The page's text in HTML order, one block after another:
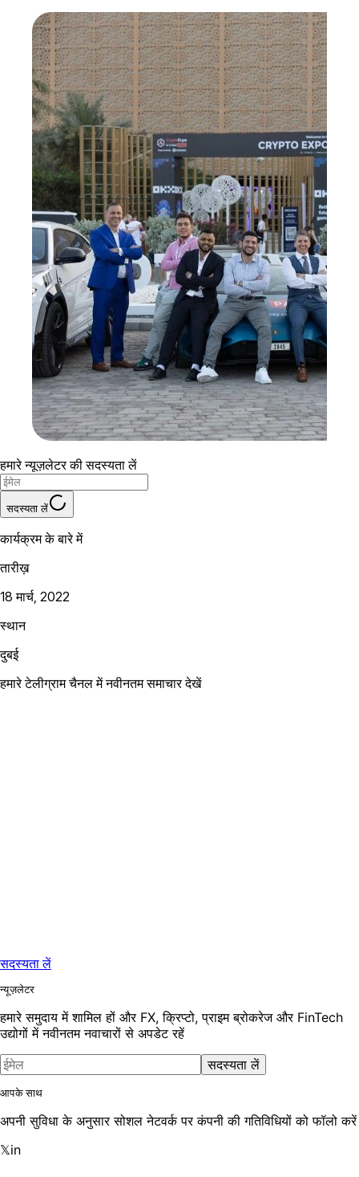
हमारे न्यूज़लेटर की सदस्यता लें
सदस्यता लें
कार्यक्रम के बारे में
तारीख़
18 मार्च, 2022
स्थान
दुबई
हमारे टेलीग्राम चैनल में नवीनतम समाचार देखें
सदस्यता लें
न्यूज़लेटर
हमारे समुदाय में शामिल हों और FX, क्रिप्टो, प्राइम ब्रोकरेज और FinTech
उद्योगों में नवीनतम नवाचारों से अपडेट रहें
सदस्यता लें
आपके साथ
अपनी सुविधा के अनुसार सोशल नेटवर्क पर कंपनी की गतिविधियों को फॉलो करें
𝕏in